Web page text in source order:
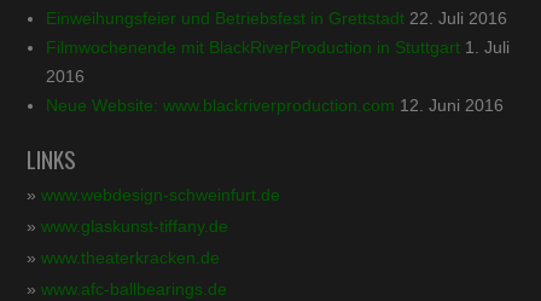
Einweihungsfeier und Betriebsfest in Grettstadt 22. Juli 2016
Filmwochenende mit BlackRiverProduction in Stuttgart 1. Juli
2016
Neue Website: www.blackriverproduction.com 12. Juni 2016
LINKS
»www.webdesign-schweinfurt.de
»www.glaskunst-tiffany.de
»www.theaterkracken.de
»www.afc-ballbearings.de